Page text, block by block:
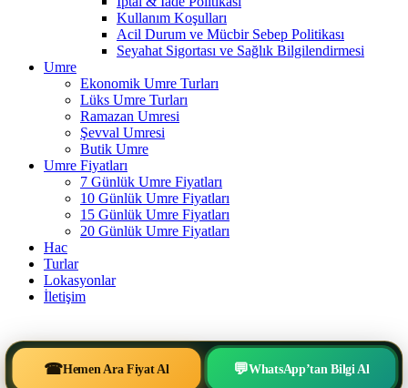
Kullanım Koşulları
Acil Durum ve Mücbir Sebep Politikası
Seyahat Sigortası ve Sağlık Bilgilendirmesi
Umre
Ekonomik Umre Turları
Lüks Umre Turları
Ramazan Umresi
Şevval Umresi
Butik Umre
Umre Fiyatları
7 Günlük Umre Fiyatları
10 Günlük Umre Fiyatları
15 Günlük Umre Fiyatları
20 Günlük Umre Fiyatları
Hac
Turlar
Lokasyonlar
İletişim
☎Hemen Ara Fiyat Al 💬WhatsApp’tan Bilgi Al